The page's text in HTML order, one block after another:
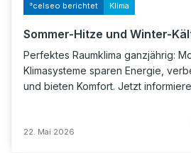
°celseo berichtet Klima
Sommer-Hitze und Winter-
Perfektes Raumklima ganzjährig:
Klimasysteme sparen Energie,
und bieten Komfort. Jetzt
22. Mai 2026